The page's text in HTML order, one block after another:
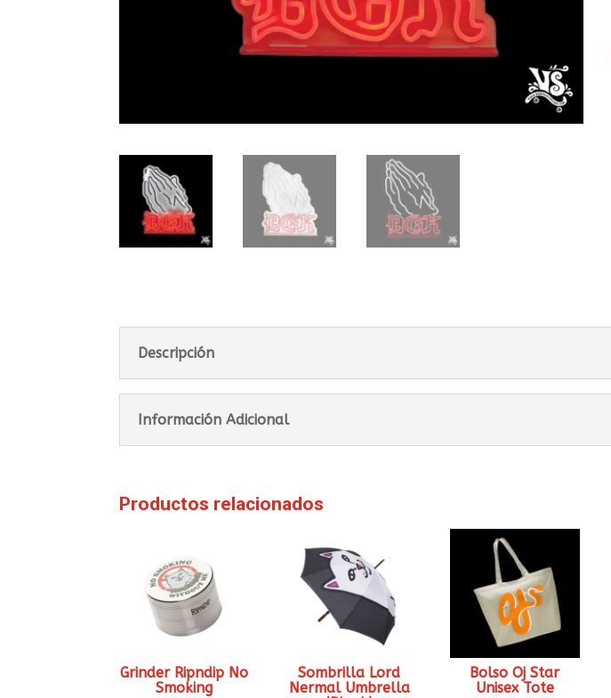
Descripción
Información Adicional
Productos relacionados
Grinder Ripndip No
Smoking
Sombrilla Lord
Nermal Umbrella
Bolso Oj Star
Unisex Tote